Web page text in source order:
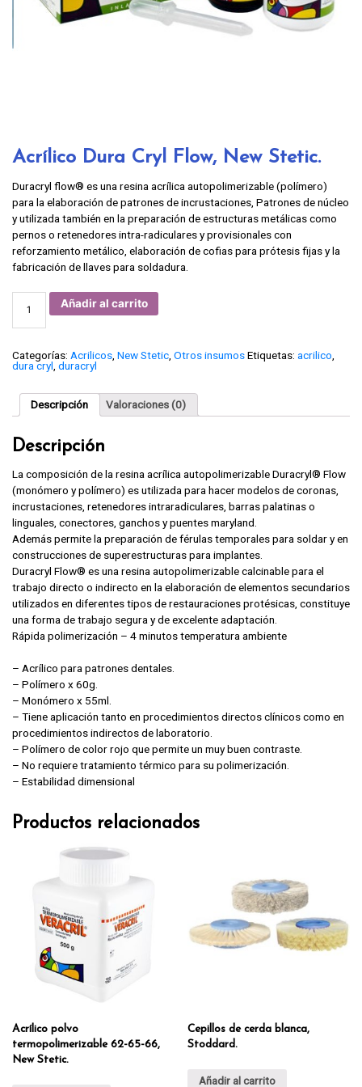
Acrílico Dura Cryl Flow, New Stetic.
Duracryl flow® es una resina acrílica autopolimerizable (polímero)
para la elaboración de patrones de incrustaciones, Patrones de núcleo
y utilizada también en la preparación de estructuras metálicas como
pernos o retenedores intra-radiculares y provisionales con
reforzamiento metálico, elaboración de cofias para prótesis fijas y la
fabricación de llaves para soldadura.
Acrílico
Dura
Cryl
Flow,
cantidad
Añadir al carrito
Categorías: Acrilicos New Stetic Otros insumosEtiquetas: acrilico
dura cryl duracryl
Descripción Valoraciones (0)
Descripción
La composición de la resina acrílica autopolimerizable Duracryl® Flow
(monómero y polímero) es utilizada para hacer modelos de coronas,
incrustaciones, retenedores intraradiculares, barras palatinas o
linguales, conectores, ganchos y puentes maryland.
Además permite la preparación de férulas temporales para soldar y en
construcciones de superestructuras para implantes.
Duracryl Flow® es una resina autopolimerizable calcinable para el
trabajo directo o indirecto en la elaboración de elementos secundarios
utilizados en diferentes tipos de restauraciones protésicas, constituye
una forma de trabajo segura y de excelente adaptación.
Rápida polimerización – 4 minutos temperatura ambiente
– Acrílico para patrones dentales.
– Polímero x 60g.
– Monómero x 55ml.
– Tiene aplicación tanto en procedimientos directos clínicos como en
procedimientos indirectos de laboratorio.
– Polímero de color rojo que permite un muy buen contraste.
– No requiere tratamiento térmico para su polimerización.
– Estabilidad dimensional
Productos relacionados
Acrílico polvo
termopolimerizable 62-65-66,
New Stetic.
Cepillos de cerda blanca,
Stoddard.
Añadir al carrito